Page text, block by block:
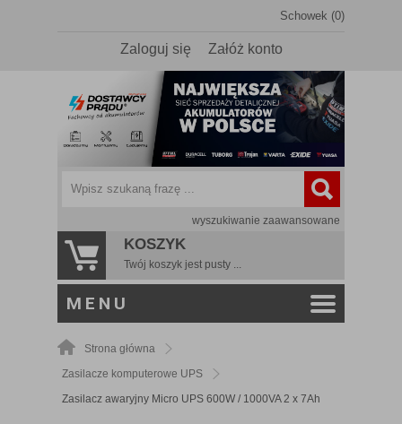
Schowek (0)
Zaloguj się Załóż konto
wyszukiwanie zaawansowane
KOSZYK
Twój koszyk jest pusty ...
MENU
Strona główna
Zasilacze komputerowe UPS
Zasilacz awaryjny Micro UPS 600W / 1000VA 2 x 7Ah